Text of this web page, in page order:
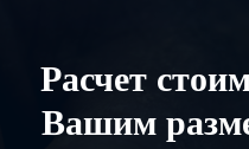
Расчет
Вашим